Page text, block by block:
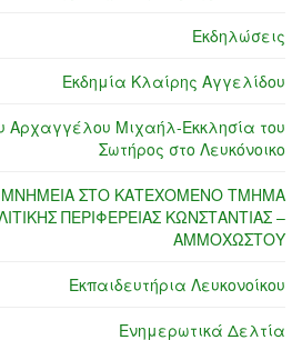
Εκδηλώσεις
Εκδημία Κλαίρης Αγγελίδου
Αρχαγγέλου Μιχαήλ-Εκκλησία του
Σωτήρος στο Λευκόνοικο
ΜΝΗΜΕΙΑ ΣΤΟ ΚΑΤΕΧΟΜΕΝΟ ΤΜΗΜΑ
ΠΕΡΙΦΕΡΕΙΑΣ ΚΩΝΣΤΑΝΤΙΑΣ –
ΑΜΜΟΧΩΣΤΟΥ
Εκπαιδευτήρια Λευκονοίκου
Ενημερωτικά Δελτία